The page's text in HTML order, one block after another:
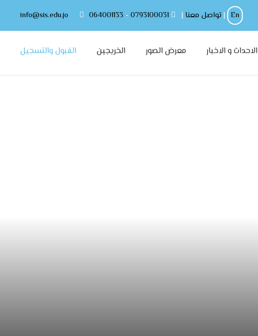
En
| تواصل معنا |
info@sis.edu.jo 064001133 - 0793100031
الاحداث و الاخبار معرض الصور الخريجين القبول والتسجيل